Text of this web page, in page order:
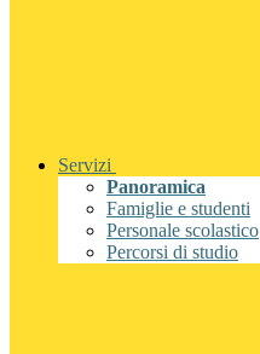
Servizi
Panoramica
Famiglie e studenti
Personale scolastico
Percorsi di studio